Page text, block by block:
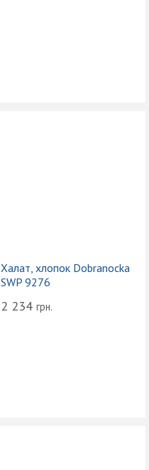
Халат, хлопок Dobranocka
SWP 9276
2 234 грн.